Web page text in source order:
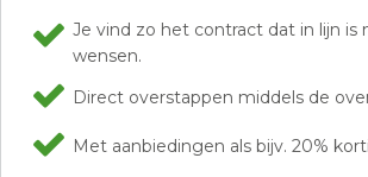
Je vind zo het contract dat in lijn is
wensen.
Direct overstappen middels de
Met aanbiedingen als bijv. 20%